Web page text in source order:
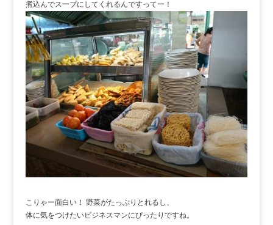
煮込んでスープにしてくれるんですってー！
こりゃー面白い！ 野菜がたっぷりとれるし、
体に気をつけたいビジネスマンにぴったりですね。